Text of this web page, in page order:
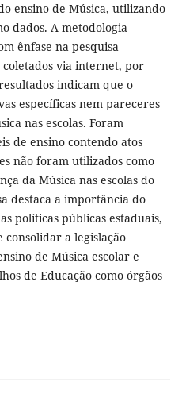
ensino de Música, utilizando
dados. A metodologia
ênfase na pesquisa
coletados via internet, por
indicam que o
específicas nem pareceres
nas escolas. Foram
de ensino contendo atos
não foram utilizados como
da Música nas escolas do
destaca a importância do
políticas públicas estaduais,
consolidar a legislação
de Música escolar e
de Educação como órgãos